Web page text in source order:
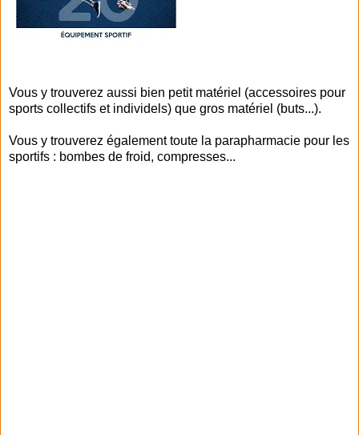
Vous y trouverez aussi bien petit matériel (accessoires pour
sports collectifs et individels) que gros matériel (buts...).
Vous y trouverez également toute la parapharmacie pour les
sportifs : bombes de froid, compresses...